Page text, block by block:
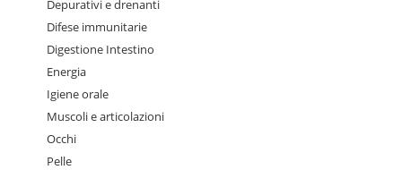
Depurativi e drenanti
Difese immunitarie
Digestione Intestino
Energia
Igiene orale
Muscoli e articolazioni
Occhi
Pelle